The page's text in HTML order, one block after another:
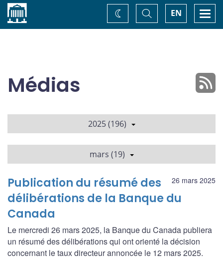
Accueil EN
Basculer
la
recherche
Changez
de
Médias
2025 (196)
mars (19)
26 mars 2025
Publication du résumé des
délibérations de la Banque du
Canada
Le mercredi 26 mars 2025, la Banque du Canada publiera
un résumé des délibérations qui ont orienté la décision
concernant le taux directeur annoncée le 12 mars 2025.